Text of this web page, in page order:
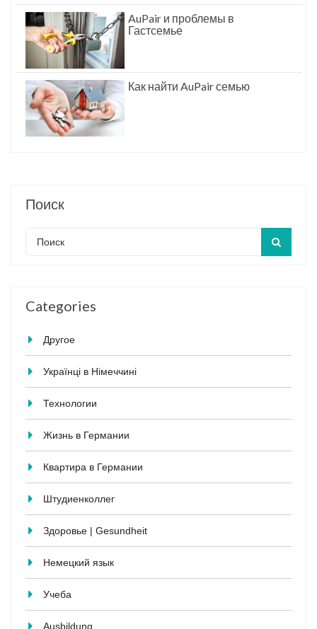
AuPair и проблемы в
Гастсемье
Как найти AuPair семью
Поиск
Categories
Другое
Українці в Німеччині
Технологии
Жизнь в Германии
Квартира в Германии
Штудиенколлег
Здоровье | Gesundheit
Немецкий язык
Учеба
Ausbildung